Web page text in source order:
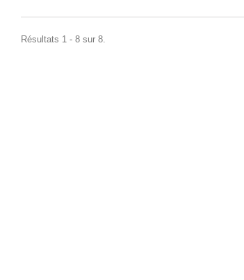
Résultats 1 - 8 sur 8.